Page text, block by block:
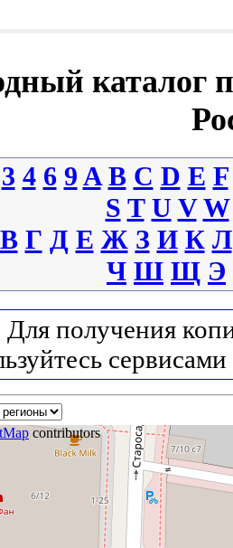
каталог
3 4 6 9 A B C D E F
S T U V W
В Г Д Е Ж З И К Л
Ч Ш Щ Э
Для получения
сервисами
contributors